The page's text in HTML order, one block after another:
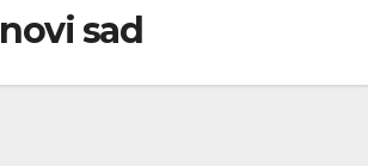
novi sad